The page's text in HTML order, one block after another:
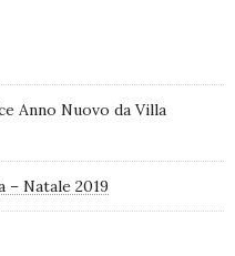
Anno Nuovo da Villa
Natale 2019